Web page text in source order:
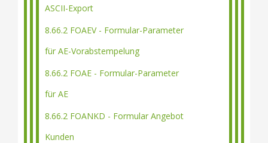
ASCII-Export
8.66.2 FOAEV - Formular-Parameter
für AE-Vorabstempelung
8.66.2 FOAE - Formular-Parameter
für AE
8.66.2 FOANKD - Formular Angebot
Kunden